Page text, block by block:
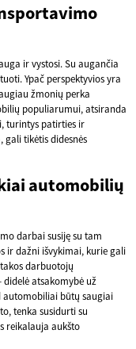
ir vystosi. Su augančia
Ypač perspektyvios yra
žmonių perka
populiarumui, atsiranda
turintys patirties ir
tikėtis didesnės
automobilių
darbai susiję su tam
ir dažni išvykimai, kurie gali
darbuotojų
didelė atsakomybė už
būtų saugiai
tenka susidurti su
reikalauja aukšto